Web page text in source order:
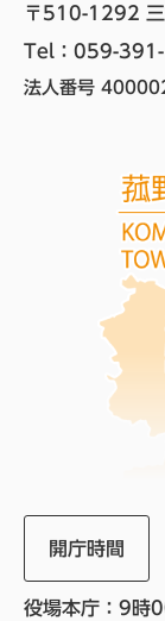
〒510-1292 三
Tel：059-
法人番号
開庁時間
役場本庁：9時